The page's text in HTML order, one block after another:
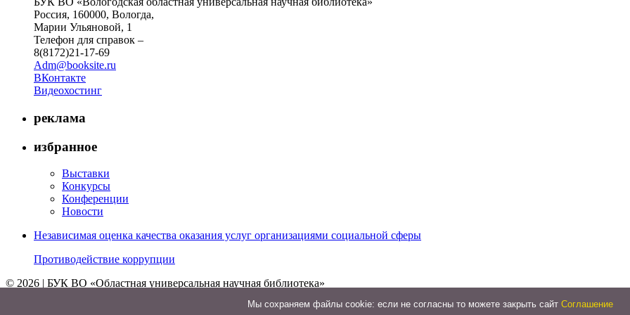
Россия, 160000, Вологда,
Марии Ульяновой, 1
Телефон для справок –
8(8172)21-17-69
Adm@booksite.ru
ВКонтакте
Видеохостинг
реклама
избранное
Выставки
Конкурсы
Конференции
Новости
Независимая оценка качества оказания услуг организациями социальной сферы
Противодействие коррупции
© 2026 | БУК ВО «Областная универсальная научная библиотека»
Мы cохраняем файлы cookie: если не согласны то можете закрыть сайт Соглашение